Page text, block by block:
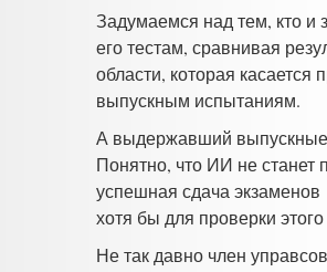
Задумаемся над тем, кто и
его тестам, сравнивая
области, которая
выпускным испытаниям.
А выдержавший выпускные
Понятно, что ИИ не станет
успешная сдача
хотя бы для проверки
Не так давно член